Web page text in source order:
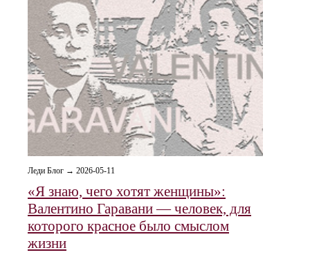
Леди Блог → 2026-05-11
«Я знаю, чего хотят женщины»:
Валентино Гаравани — человек, для
которого красное было смыслом
жизни